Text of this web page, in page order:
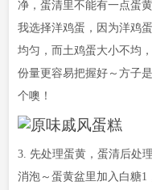
净，蛋清里不能有一点蛋
我选择洋鸡蛋，因为洋鸡
均匀，而土鸡蛋大小不均
份量更容易把握好～方子
个噢！
3. 先处理蛋黄，蛋清后处
消泡～蛋黄盆里加入白糖1